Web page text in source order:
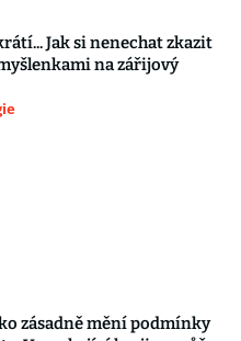
Jak si nenechat zkazit
na zářijový
zásadně mění podmínky